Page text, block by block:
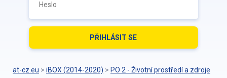
at-cz.eu > iBOX (2014-2020) > PO 2 - Životní prostředí a zdroje